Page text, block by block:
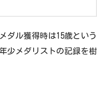
ダル獲得時は15歳という
少メダリストの記録を樹